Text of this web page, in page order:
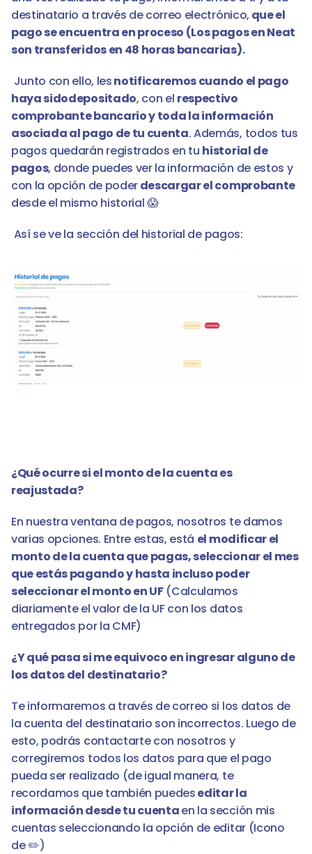
destinatario a través de correo electrónico, que el
pago se encuentra en proceso (Los pagos en Neat
son transferidos en 48 horas bancarias).
Junto con ello, les notificaremos cuando el pago
haya sidodepositado, con el respectivo
comprobante bancario y toda la información
asociada al pago de tu cuenta. Además, todos tus
pagos quedarán registrados en tu historial de
pagos, donde puedes ver la información de estos y
con la opción de poder descargar el comprobante
desde el mismo historial 😱
Así se ve la sección del historial de pagos:
¿Qué ocurre si el monto de la cuenta es
reajustada?
En nuestra ventana de pagos, nosotros te damos
varias opciones. Entre estas, está el modificar el
monto de la cuenta que pagas, seleccionar el mes
que estás pagando y hasta incluso poder
seleccionar el monto en UF (Calculamos
diariamente el valor de la UF con los datos
entregados por la CMF)
¿Y qué pasa si me equivoco en ingresar alguno de
los datos del destinatario?
Te informaremos a través de correo si los datos de
la cuenta del destinatario son incorrectos. Luego de
esto, podrás contactarte con nosotros y
corregiremos todos los datos para que el pago
pueda ser realizado (de igual manera, te
recordamos que también puedes editar la
información desde tu cuenta en la sección mis
cuentas seleccionando la opción de editar (Icono
de ✏️)